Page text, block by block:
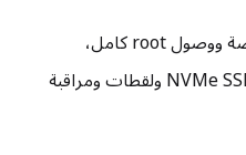
خادم افتراضي خاص بموارد مخصصة ووصول root كامل،
ومهندسونا يديرونه نيابةً عنك — NVMe SSD ولقطات ومراقبة